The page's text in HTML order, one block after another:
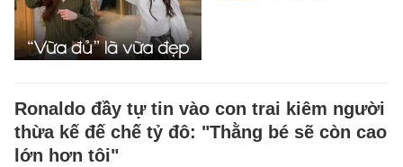
Ronaldo đầy tự tin vào con trai kiêm người
thừa kế đế chế tỷ đô: "Thằng bé sẽ còn cao
lớn hơn tôi"